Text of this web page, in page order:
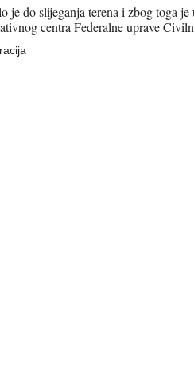
je do slijeganja terena i zbog toga
centra Federalne uprave